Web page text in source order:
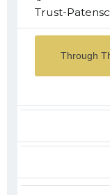
Trust-
Through